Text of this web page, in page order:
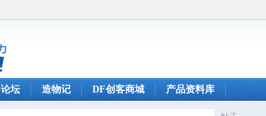
论坛 造物记 DF创客商城 产品资料库